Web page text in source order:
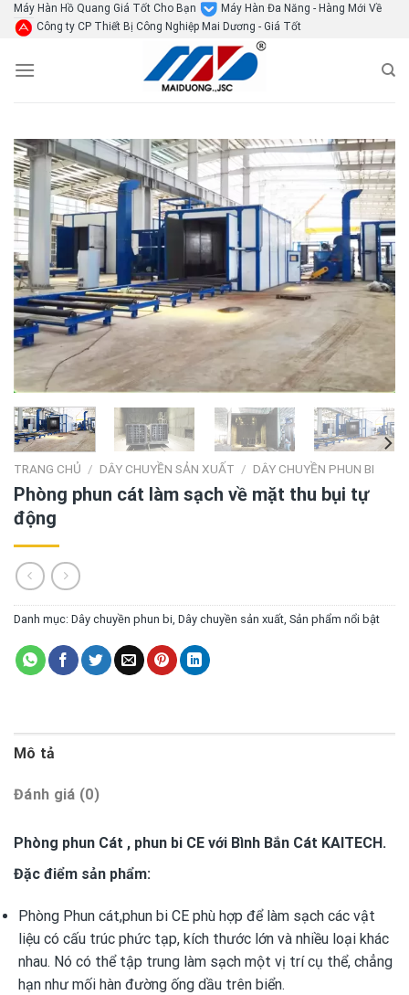
SkipMáy Hàn Hồ Quang Giá Tốt Cho Bạn
Máy Hàn Đa Năng - Hàng Mới Về
Công ty CP Thiết Bị Công Nghiệp Mai Dương - Giá Tốt
TRANG CHỦ / DÂY CHUYỀN SẢN XUẤT / DÂY CHUYỀN PHUN BI
Phòng phun cát làm sạch về mặt thu bụi tự
động
Danh mục: Dây chuyền phun bi, Dây chuyền sản xuất, Sản phẩm nổi bật
Mô tả
Đánh giá (0)
Phòng phun Cát , phun bi CE với Bình Bắn Cát KAITECH.
Đặc điểm sản phẩm:
Phòng Phun cát,phun bi CE phù hợp để làm sạch các vật
liệu có cấu trúc phức tạp, kích thước lớn và nhiều loại khác
nhau. Nó có thể tập trung làm sạch một vị trí cụ thể, chẳng
hạn như mối hàn đường ống dầu trên biển.